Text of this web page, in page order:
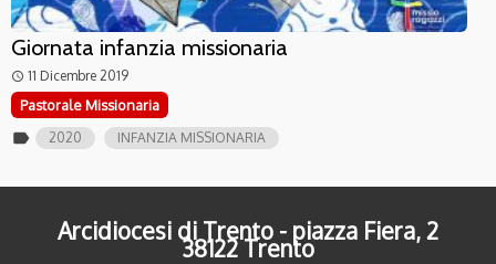
Giornata infanzia missionaria
access_time 11 Dicembre 2019
Pastorale Missionaria
label 2020 INFANZIA MISSIONARIA
Arcidiocesi di Trento - piazza Fiera, 2
38122 Trento